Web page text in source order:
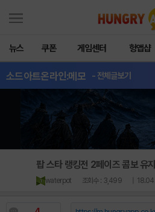
뉴스 쿠폰 게임센터 헝앱샵
소드아트온라인:메모 - 전체글보기
팝 스타 랭킹전 2페이즈 콤보 유
waterpot 조회수 : 3,499 |